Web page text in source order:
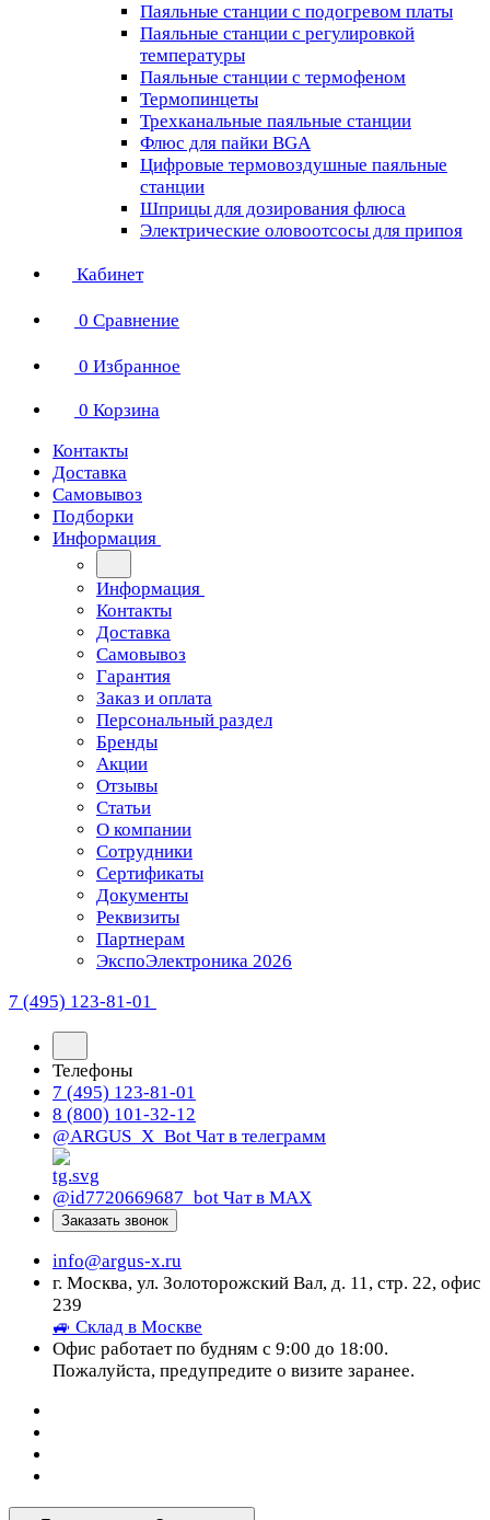
Паяльные станции с подогревом платы
Паяльные станции с регулировкой
температуры
Паяльные станции с термофеном
Термопинцеты
Трехканальные паяльные станции
Флюс для пайки BGA
Цифровые термовоздушные паяльные
станции
Шприцы для дозирования флюса
Электрические оловоотсосы для припоя
Кабинет
0 Сравнение
0 Избранное
0 Корзина
Контакты
Доставка
Самовывоз
Подборки
Информация
Информация
Контакты
Доставка
Самовывоз
Гарантия
Заказ и оплата
Персональный раздел
Бренды
Акции
Отзывы
Статьи
О компании
Сотрудники
Сертификаты
Документы
Реквизиты
Партнерам
ЭкспоЭлектроника 2026
7 (495) 123-81-01
Телефоны
7 (495) 123-81-01
8 (800) 101-32-12
@ARGUS_X_Bot Чат в телеграмм
@id7720669687_bot Чат в МАХ
Заказать звонок
info@argus-x.ru
г. Москва, ул. Золоторожский Вал, д. 11, стр. 22, офис
239
🚙 Склад в Москве
Офис работает по будням с 9:00 до 18:00.
Пожалуйста, предупредите о визите заранее.